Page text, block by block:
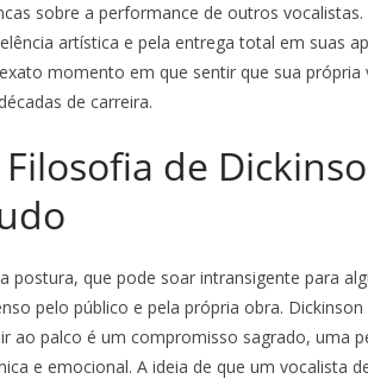
sobre a performance de outros
artística e pela entrega total em suas
momento em que sentir que sua
de carreira.
Filosofia de
postura, que pode soar intransigente para
pelo público e pela própria obra.
ao palco é um compromisso sagrado, uma
e emocional. A ideia de que um vocalista